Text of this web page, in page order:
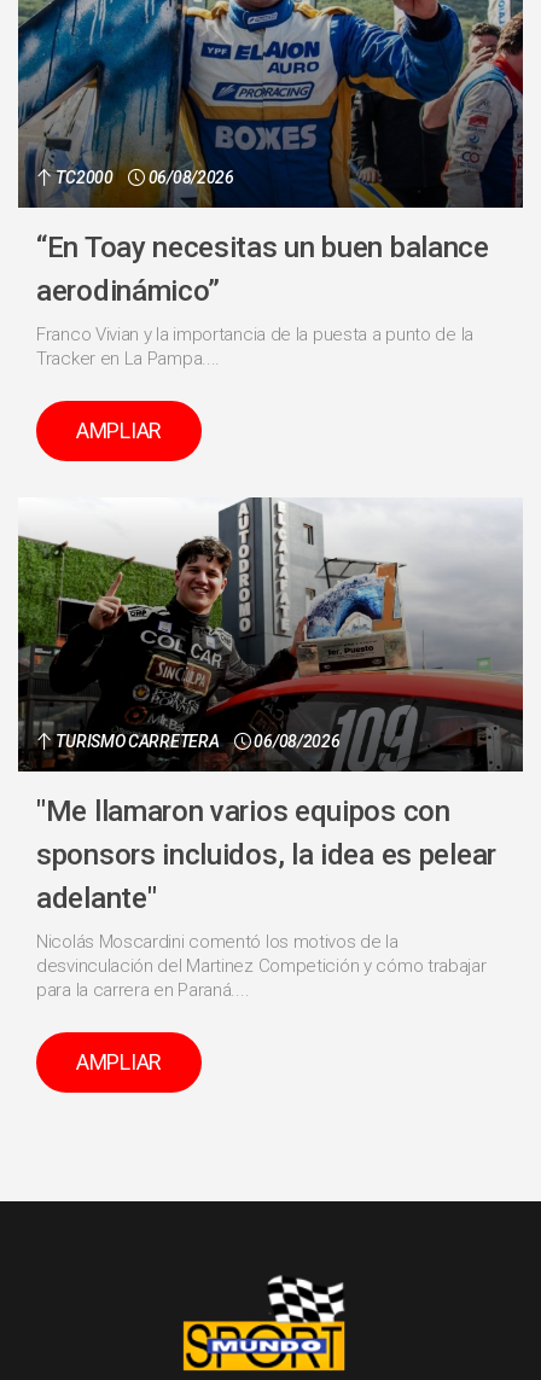
TC2000 06/08/2026
“En Toay necesitas un buen balance
aerodinámico”
Franco Vivian y la importancia de la puesta a punto de la
Tracker en La Pampa....
AMPLIAR
TURISMO CARRETERA 06/08/2026
"Me llamaron varios equipos con
sponsors incluidos, la idea es pelear
adelante"
Nicolás Moscardini comentó los motivos de la
desvinculación del Martinez Competición y cómo trabajar
para la carrera en Paraná....
AMPLIAR